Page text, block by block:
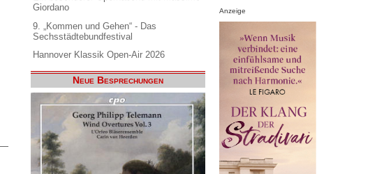
Giordano
9. „Kommen und Gehen“ - Das
Sechsstädtebundfestival
Hannover Klassik Open-Air 2026
Neue Besprechungen
Anzeige